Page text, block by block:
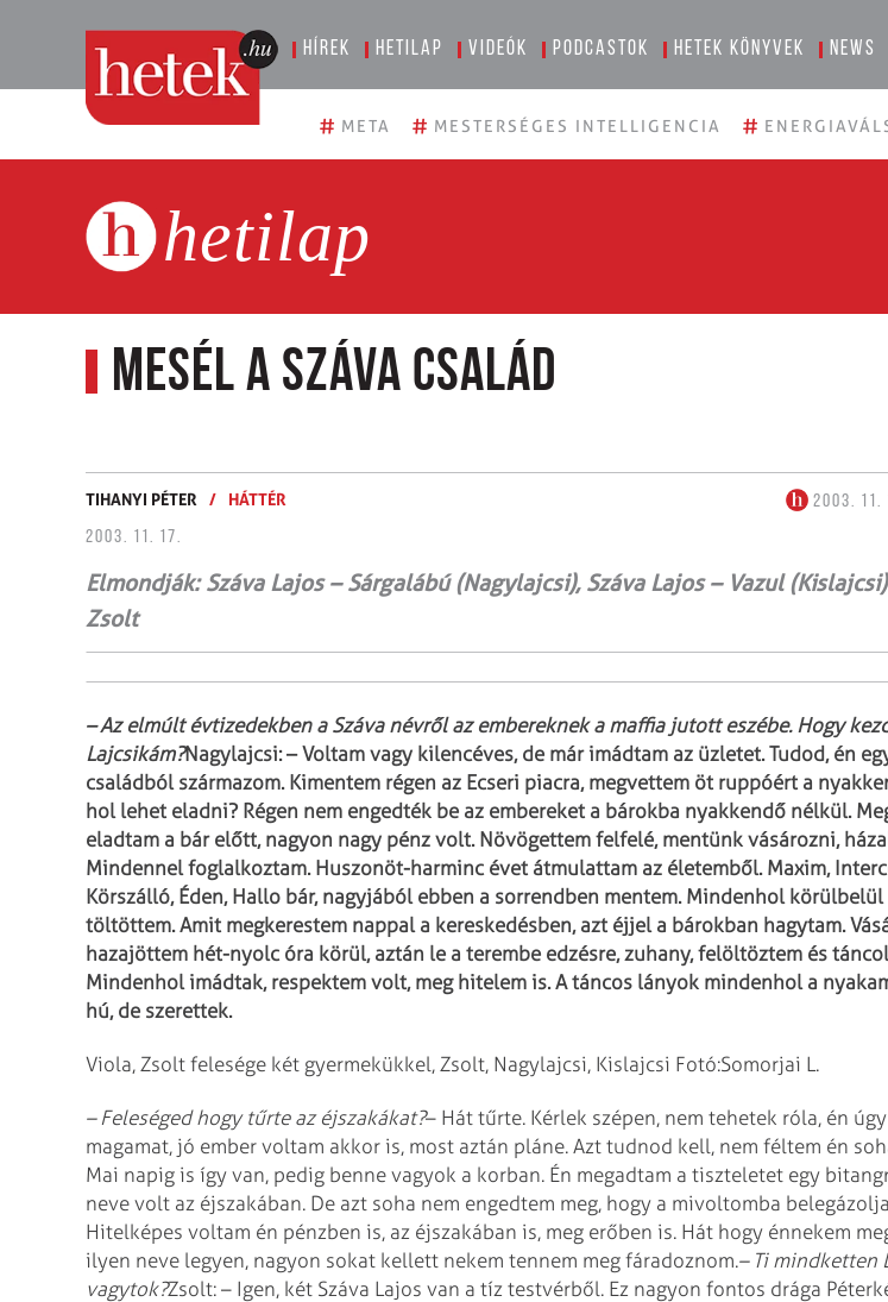
Hírek Hetilap Videók Podcastok Hetek könyvek News
# META # MESTERSÉGES INTELLIGENCIA #
hetilap
Mesél a Száva család
TIHANYI PÉTER / HÁTTÉR
2003.
2003. 11. 17.
Elmondják: Száva Lajos – Sárgalábú (Nagylajcsi), Száva Lajos – Vazul
Zsolt
– Az elmúlt évtizedekben a Száva névről az embereknek a maffia jutott eszébe. Hogy
Lajcsikám?Nagylajcsi: – Voltam vagy kilencéves, de már imádtam az üzletet. Tudod, én
családból származom. Kimentem régen az Ecseri piacra, megvettem öt ruppóért a
hol lehet eladni? Régen nem engedték be az embereket a bárokba nyakkendő nélkül.
eladtam a bár előtt, nagyon nagy pénz volt. Növögettem felfelé, mentünk vásározni,
Mindennel foglalkoztam. Huszonöt-harminc évet átmulattam az életemből. Maxim,
Körszálló, Éden, Hallo bár, nagyjából ebben a sorrendben mentem. Mindenhol
töltöttem. Amit megkerestem nappal a kereskedésben, azt éjjel a bárokban hagytam.
hazajöttem hét-nyolc óra körül, aztán le a terembe edzésre, zuhany, felöltöztem és
Mindenhol imádtak, respektem volt, meg hitelem is. A táncos lányok mindenhol a
hú, de szerettek.
Viola, Zsolt felesége két gyermekükkel, Zsolt, Nagylajcsi, Kislajcsi Fotó:Somorjai L.
– Feleséged hogy tűrte az éjszakákat?– Hát tűrte. Kérlek szépen, nem tehetek róla, én
magamat, jó ember voltam akkor is, most aztán pláne. Azt tudnod kell, nem féltem én
Mai napig is így van, pedig benne vagyok a korban. Én megadtam a tiszteletet egy
neve volt az éjszakában. De azt soha nem engedtem meg, hogy a mivoltomba
Hitelképes voltam én pénzben is, az éjszakában is, meg erőben is. Hát hogy énnekem
ilyen neve legyen, nagyon sokat kellett nekem tennem meg fáradoznom.– Ti mindketten
vagytok?Zsolt: – Igen, két Száva Lajos van a tíz testvérből. Ez nagyon fontos drága